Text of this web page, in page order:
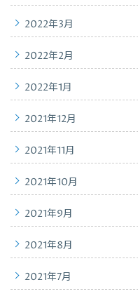
2022年3月
2022年2月
2022年1月
2021年12月
2021年11月
2021年10月
2021年9月
2021年8月
2021年7月